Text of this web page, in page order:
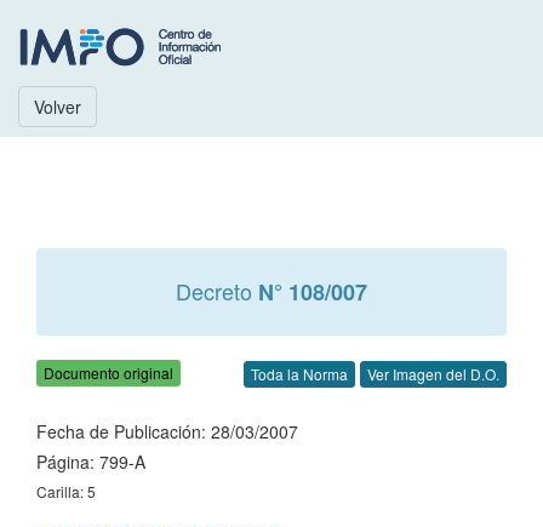
Volver
Decreto N° 108/007
Documento original Toda la Norma Ver Imagen del D.O.
Fecha de Publicación: 28/03/2007
Página: 799-A
Carilla: 5